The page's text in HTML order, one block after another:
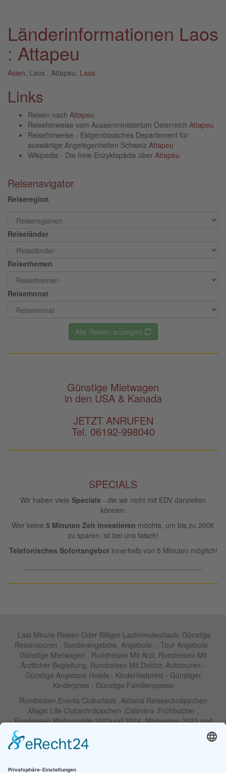
Länderinformationen Laos
: Attapeu
Asien , Laos : Attapeu, Laos
Links
Reisen nach Attapeu
Reisehinweise vom Aussenministerium Österreich Attapeu
Reisehinweise - Eidgenössisches Departement für
auswärtige Angelegenheiten Schweiz Attapeu
Wikipedia - Die freie Enzyklopädie über Attapeu
Reisenavigator
Reiseregion
Reiseländer
Reisethemen
Reisemonat
Alle Reisen anzeigen
Günstige Mietwagen
in den USA & Kanada
JETZT ANRUFEN
Tel. 06192-998040
SPECIALS
Wir haben viele Specials - die wir nicht mit EDV darstellen
können.
Wer keine 5 Minuten Zeit investieren möchte, um bis zu 200€
zu sparen, ist bei uns falsch!
Telefonisches Sofortangebot innerhalb von 5 Minuten möglich!
Last Minute Reisen Oder Billiger Lastminuteurlaub, Günstige
Reisentouren , Sonderangebote, Angebote, - Tour Angebote ,
Günstige Mietwagen , Rundreisen Mit Arzt, Rundreisen Mit
Ärztlicher Begleitung, Rundreisen Mit Doktor, Autotouren -
Günstige Angebote Hotels - Kinderfestpreis - Günstiger
Kinderpreis - Günstige Familienpreise
Rundreisen,Events Cluburlaub ,Aldiana Reiseschnäppchen
,Magic Life Clubschnäppchen ,Calimera ,Frühbucher ,
Rundreisen Wohnmobile 2023und 2024 ,Mietwagen 2022 und
Weihnachtreisen 2022 und 2023 , Silvesterreisen 2022 und 2032,
Namibia, Wohnmobile , Billige Angebote, Touren,Angebote Für
Mietwagentouren , Billige Lastminute Angebote Für